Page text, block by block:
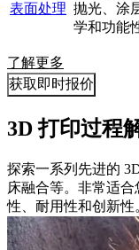
表面处理 抛光、涂
学和功能
了解更多
获取即时报价
3D 打印过程
探索一系列先进的
床融合等。非常适
性、耐用性和创新性